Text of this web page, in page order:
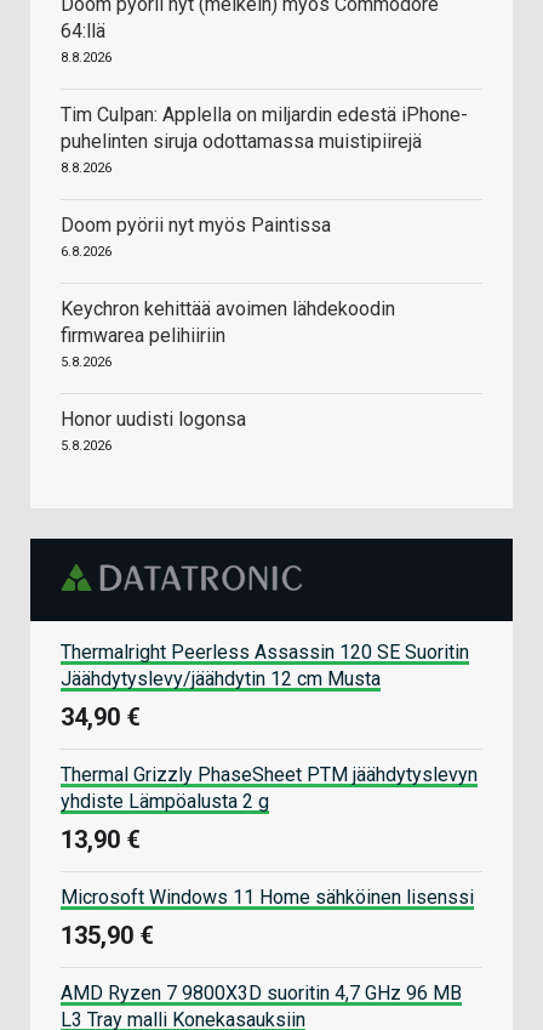
64:llä
8.8.2026
Tim Culpan: Applella on miljardin edestä iPhone-
puhelinten siruja odottamassa muistipiirejä
8.8.2026
Doom pyörii nyt myös Paintissa
6.8.2026
Keychron kehittää avoimen lähdekoodin
firmwarea pelihiiriin
5.8.2026
Honor uudisti logonsa
5.8.2026
Thermalright Peerless Assassin 120 SE Suoritin
Jäähdytyslevy/jäähdytin 12 cm Musta
34,90 €
Thermal Grizzly PhaseSheet PTM jäähdytyslevyn
yhdiste Lämpöalusta 2 g
13,90 €
Microsoft Windows 11 Home sähköinen lisenssi
135,90 €
AMD Ryzen 7 9800X3D suoritin 4,7 GHz 96 MB
L3 Tray malli Konekasauksiin